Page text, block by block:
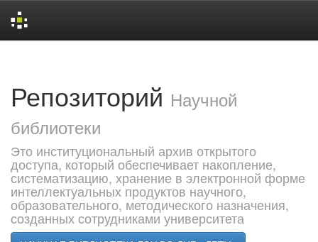
Репозиторий Научной
библиотеки
Это институциональный архив открытого
доступа, который обеспечивает накопление,
систематизацию, хранение в электронной форме
интеллектуальных продуктов научного,
образовательного, методического назначения,
созданных сотрудниками университета